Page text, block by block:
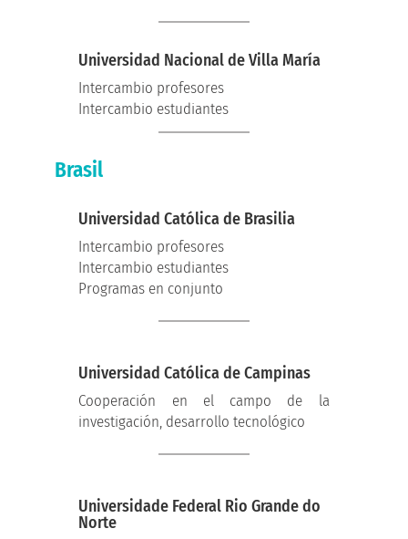
Universidad Nacional de Villa María
Intercambio profesores
Intercambio estudiantes
Brasil
Universidad Católica de Brasilia
Intercambio profesores
Intercambio estudiantes
Programas en conjunto
Universidad Católica de Campinas
Cooperación en el campo de la
investigación, desarrollo tecnológico
Universidade Federal Rio Grande do
Norte